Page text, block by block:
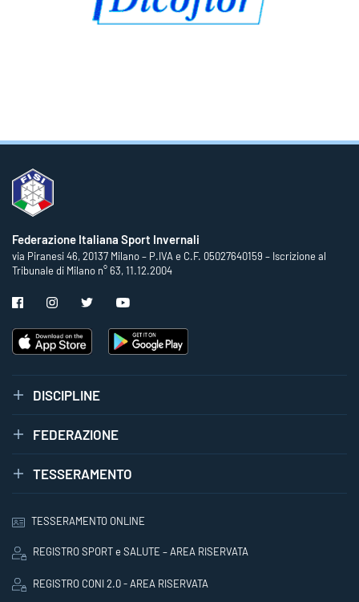
Federazione Italiana Sport Invernali
via Piranesi 46, 20137 Milano – P.IVA e C.F. 05027640159 – Iscrizione al
Tribunale di Milano n° 63, 11.12.2004
DISCIPLINE
FEDERAZIONE
TESSERAMENTO
TESSERAMENTO ONLINE
REGISTRO SPORT e SALUTE – AREA RISERVATA
REGISTRO CONI 2.0 - AREA RISERVATA